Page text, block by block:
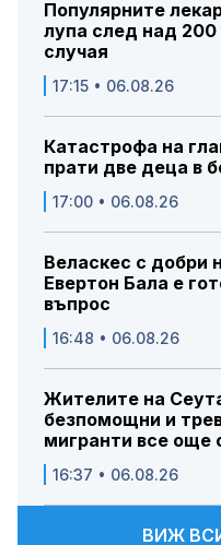
Популярните
лупа след над
случая
17:15 • 06.08.26
Катастрофа на
прати две деца в
17:00 • 06.08.26
Веласкес с добри
Евертон Бала е
въпрос
16:48 • 06.08.26
Жителите на
безпомощни и
мигранти все още
16:37 • 06.08.26
ВИЖ